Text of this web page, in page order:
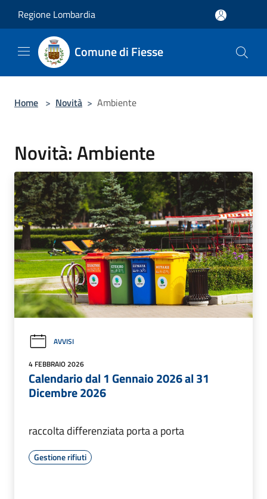
Regione Lombardia
Comune di Fiesse
Home > Novità > Ambiente
Novità: Ambiente
AVVISI
4 FEBBRAIO 2026
Calendario dal 1 Gennaio 2026 al 31
Dicembre 2026
raccolta differenziata porta a porta
Gestione rifiuti